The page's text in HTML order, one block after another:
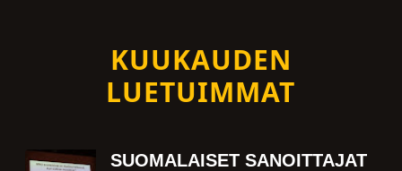
KUUKAUDEN
LUETUIMMAT
SUOMALAISET SANOITTAJAT